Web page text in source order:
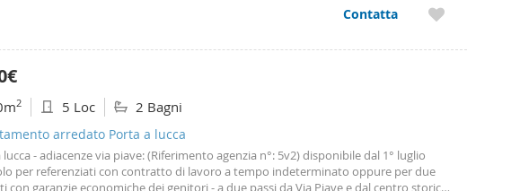
Contatta
2 5 Loc 2 Bagni
arredato Porta a lucca
lucca - adiacenze via piave: (Riferimento agenzia n°: 5v2) disponibile dal 1° luglio
per referenziati con contratto di lavoro a tempo indeterminato oppure per due
con garanzie economiche dei genitori - a due passi da Via Piave e dal centro storico,